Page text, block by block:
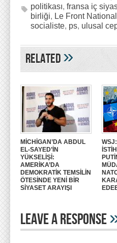
politikası, fransa iç
birliği, Le Front National
socialiste, ps, ulusal
Related»
MİCHİGAN’DA ABDUL
EL-SAYED’İN
YÜKSELİŞİ:
AMERİKA’DA
DEMOKRATİK TEMSİLİN
ÖTESİNDE YENİ BİR
SİYASET ARAYIŞI
Leave A Response